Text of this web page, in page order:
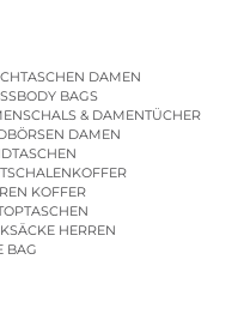
DAMEN
BAGS
& DAMENTÜCHER
DAMEN
KOFFER
HERREN
BAG